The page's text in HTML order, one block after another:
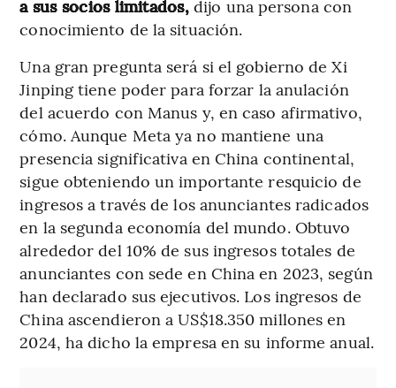
a sus socios limitados,dijo una persona con
conocimiento de la situación.
Una gran pregunta será si el gobierno de Xi
Jinping tiene poder para forzar la anulación
del acuerdo con Manus y, en caso afirmativo,
cómo. Aunque Meta ya no mantiene una
presencia significativa en China continental,
sigue obteniendo un importante resquicio de
ingresos a través de los anunciantes radicados
en la segunda economía del mundo. Obtuvo
alrededor del 10% de sus ingresos totales de
anunciantes con sede en China en 2023, según
han declarado sus ejecutivos. Los ingresos de
China ascendieron a US$18.350 millones en
2024, ha dicho la empresa en su informe anual.